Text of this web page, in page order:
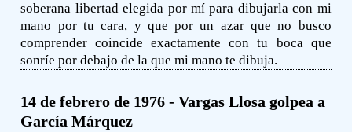
soberana libertad elegida por mí para dibujarla con mi
mano por tu cara, y que por un azar que no busco
comprender coincide exactamente con tu boca que
sonríe por debajo de la que mi mano te dibuja.
14 de febrero de 1976 - Vargas Llosa golpea a
García Márquez